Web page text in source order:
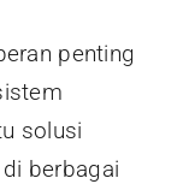
penting
solusi
berbagai